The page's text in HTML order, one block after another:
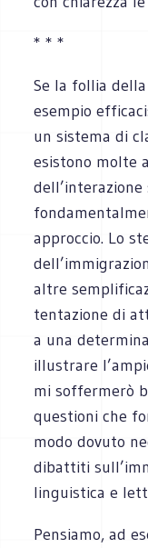
* * *
Se la follia
esempio
un sistema di
esistono molte
approccio. Lo
altre
tentazione di
a una
illustrare
mi soffermerò
questioni che
modo dovuto
dibattiti
linguistica e
Pensiamo, ad